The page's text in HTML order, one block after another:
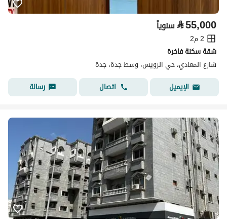
⃁55,000 سنوياً
2 م2
شقة سكنة فاخرة
شارع المعادي، حي الرويس، وسط جدة، جدة
الإيميل
اتصال رسالة